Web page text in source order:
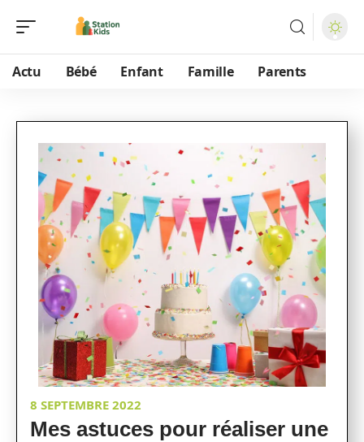
Actu Bébé Enfant Famille Parents
8 SEPTEMBRE 2022
Mes astuces pour réaliser une